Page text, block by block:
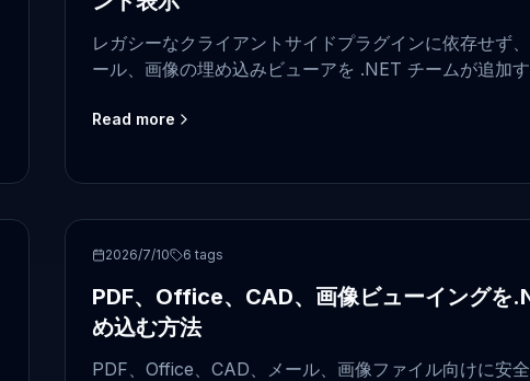
レガシーなクライアントサイドプラグインに依存せず
ール、画像の埋め込みビューアを .NET チームが追加す
Read more
ASP.NET
2026/7/10 6 tags
PDF、Office、CAD、画像ビューイングを
め込む方法
PDF、Office、CAD、メール、画像ファイル向けに安